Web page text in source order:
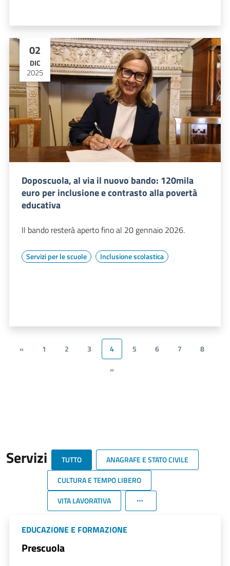
02
DIC
2025
Doposcuola, al via il nuovo bando: 120mila
euro per inclusione e contrasto alla povertà
educativa
Il bando resterà aperto fino al 20 gennaio 2026.
Servizi per le scuole Inclusione scolastica
« 1 2 3 4 5 6 7
8
»
Servizi TUTTO
ANAGRAFE E STATO CIVILE
CULTURA E TEMPO LIBERO
VITA LAVORATIVA
EDUCAZIONE E FORMAZIONE
Prescuola